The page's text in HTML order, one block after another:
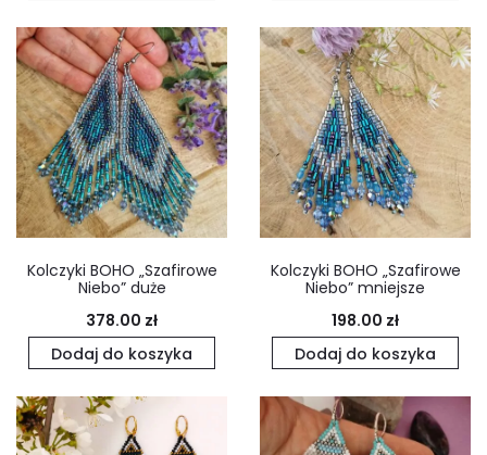
Kolczyki BOHO „Szafirowe
Niebo” duże
378.00 zł
Dodaj do koszyka
Kolczyki BOHO „Szafirowe
Niebo” mniejsze
198.00 zł
Dodaj do koszyka